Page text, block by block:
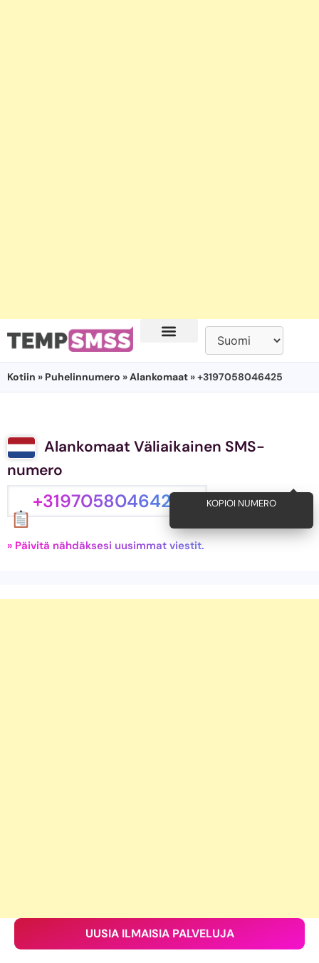
Kotiin » Puhelinnumero »Alankomaat » +3197058046425
Alankomaat Väliaikainen SMS-
numero
+3197058046425 KOPIOI NUMERO
» Päivitä nähdäksesi uusimmat viestit.
UUSIA ILMAISIA PALVELUJA